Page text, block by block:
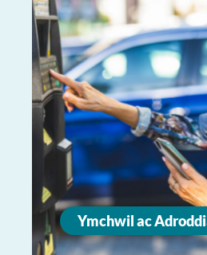
Ymchwil ac